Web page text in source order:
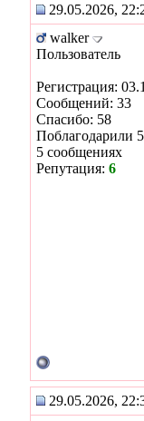
29.05.2026,
walker
Пользователь
Регистрация:
Сообщений: 33
Спасибо: 58
Поблагодарили 5
5 сообщениях
Репутация: 6
29.05.2026,